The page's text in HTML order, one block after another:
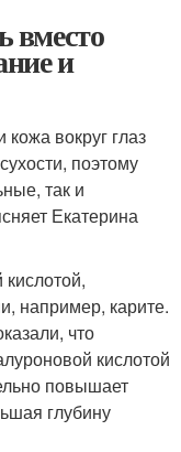
вместо
и
вокруг глаз
поэтому
так и
Екатерина
например, карите.
что
кислотой
повышает
глубину